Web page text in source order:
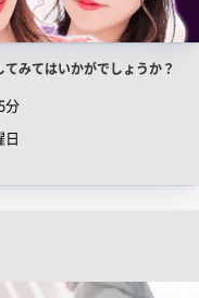
みてはいかがでしょうか？
分
日